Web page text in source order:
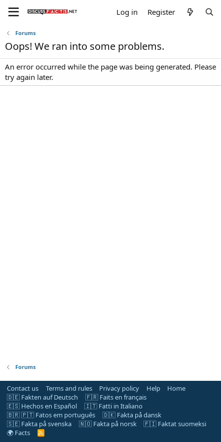
Log in Register
Forums
Oops! We ran into some problems.
An error occurred while the page was being generated. Please
try again later.
Forums
Contact us Terms and rules Privacy policy Help
Home
🇩🇪 Fakten auf Deutsch
🇫🇷 Faits en français
🇪🇸 Hechos en Español
🇮🇹 Fatti in Italiano
🇧🇷 🇵🇹 Fatos em português
🇩🇰 Fakta på dansk
🇸🇪 Fakta på svenska
🇳🇴 Fakta på norsk
🇫🇮 Faktat suomeksi
🌍 Facts
R